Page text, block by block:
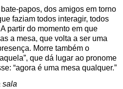
papos, dos amigos em torno
faziam todos interagir, todos
partir do momento em que
a mesa, que volta a ser uma
Morre também o
que dá lugar ao pronome
“agora é uma mesa qualquer.”
sala